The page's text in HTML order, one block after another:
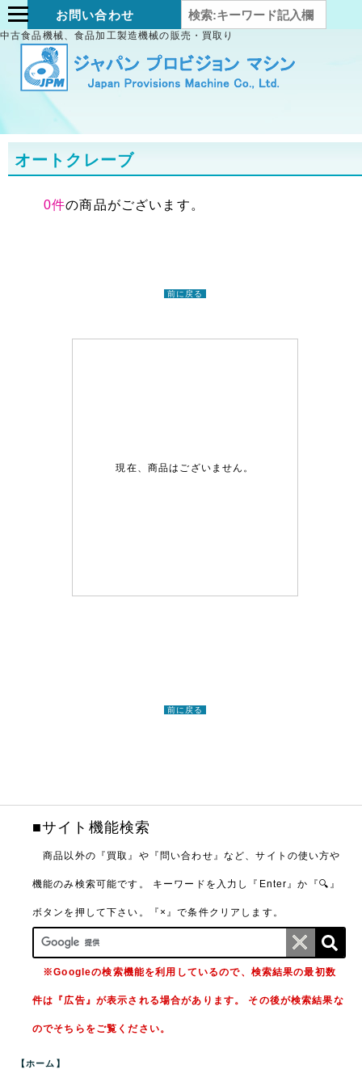
お問い合わせ
中古食品機械、食品加工製造機械の販売・買取り
オートクレーブ
0件の商品がございます。
前に戻る
現在、商品はございません。
前に戻る
■サイト機能検索
商品以外の『買取』や『問い合わせ』など、サイトの使い方や
機能のみ検索可能です。 キーワードを入力し『Enter』か『🔍』
ボタンを押して下さい。『×』で条件クリアします。
※Googleの検索機能を利用しているので、検索結果の最初数
件は『広告』が表示される場合があります。 その後が検索結果な
のでそちらをご覧ください。
【ホーム】